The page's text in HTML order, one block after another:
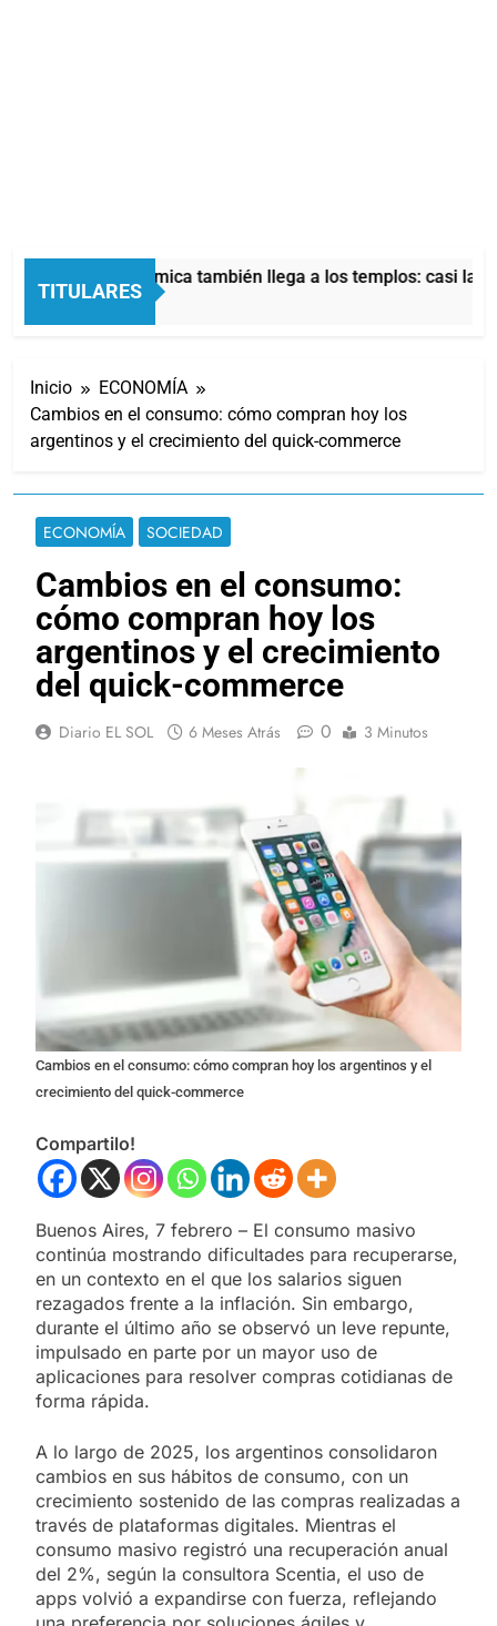
TITULARES
La crisis económica también llega a los templos: casi la
13 Horas Atrás
Inicio
ECONOMÍA
Cambios en el consumo: cómo compran hoy los
argentinos y el crecimiento del quick-commerce
ECONOMÍA SOCIEDAD
Cambios en el consumo:
cómo compran hoy los
argentinos y el crecimiento
del quick-commerce
Diario EL SOL 6 Meses Atrás 0 3 Minutos
Cambios en el consumo: cómo compran hoy los argentinos y el
crecimiento del quick-commerce
Compartilo!
Buenos Aires, 7 febrero – El consumo masivo
continúa mostrando dificultades para recuperarse,
en un contexto en el que los salarios siguen
rezagados frente a la inflación. Sin embargo,
durante el último año se observó un leve repunte,
impulsado en parte por un mayor uso de
aplicaciones para resolver compras cotidianas de
forma rápida.
A lo largo de 2025, los argentinos consolidaron
cambios en sus hábitos de consumo, con un
crecimiento sostenido de las compras realizadas a
través de plataformas digitales. Mientras el
consumo masivo registró una recuperación anual
del 2%, según la consultora Scentia, el uso de
apps volvió a expandirse con fuerza, reflejando